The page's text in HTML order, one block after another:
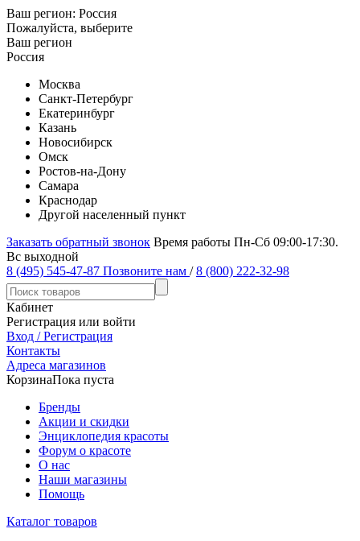
Ваш регион: Россия
Пожалуйста, выберите
Ваш регион
Россия
Москва
Санкт-Петербург
Екатеринбург
Казань
Новосибирск
Омск
Ростов-на-Дону
Самара
Краснодар
Другой населенный пункт
Заказать обратный звонок Время работы Пн-Сб 09:00-17:30.
Вс выходной
8 (495) 545-47-87 Позвоните нам / 8 (800) 222-32-98
Кабинет
Регистрация или войти
Вход / Регистрация
Контакты
Адреса магазинов
КорзинаПока пуста
Бренды
Акции и скидки
Энциклопедия красоты
Форум о красоте
О нас
Наши магазины
Помощь
Каталог товаров